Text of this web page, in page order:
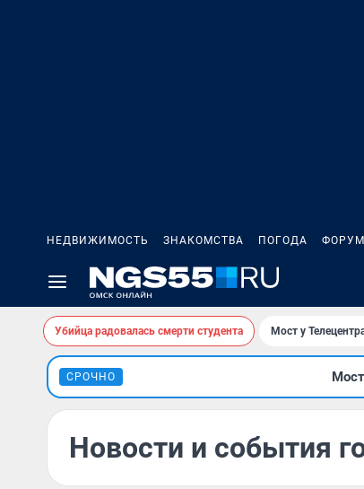
НЕДВИЖИМОСТЬ ЗНАКОМСТВА ПОГОДА
Убийца радовалась смерти студента Мост у
СРОЧНО
Новости и события